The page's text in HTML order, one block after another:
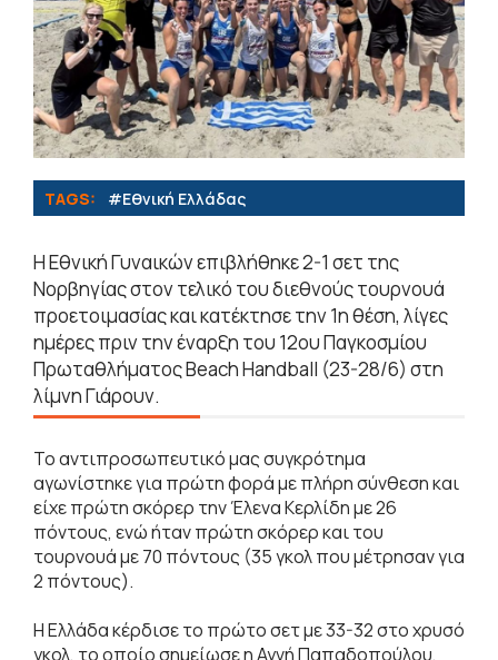
TAGS: #Εθνική Ελλάδας
Η Εθνική Γυναικών επιβλήθηκε 2-1 σετ της
Νορβηγίας στον τελικό του διεθνούς τουρνουά
προετοιμασίας και κατέκτησε την 1η θέση, λίγες
ημέρες πριν την έναρξη του 12ου Παγκοσμίου
Πρωταθλήματος Beach Handball (23-28/6) στη
λίμνη Γιάρουν.
Το αντιπροσωπευτικό μας συγκρότημα
αγωνίστηκε για πρώτη φορά με πλήρη σύνθεση και
είχε πρώτη σκόρερ την Έλενα Κερλίδη με 26
πόντους, ενώ ήταν πρώτη σκόρερ και του
τουρνουά με 70 πόντους (35 γκολ που μέτρησαν για
2 πόντους).
Η Ελλάδα κέρδισε το πρώτο σετ με 33-32 στο χρυσό
γκολ, το οποίο σημείωσε η Αγνή Παπαδοπούλου,